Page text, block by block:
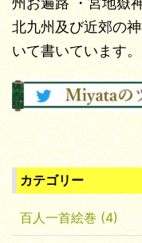
北九州及び近郊の
いて書いています。
カテゴリー
百人一首絵巻 (4)